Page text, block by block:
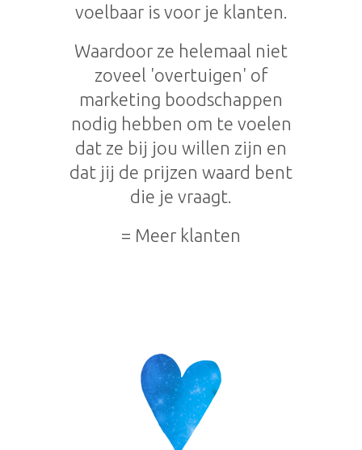
voelbaar is voor je klanten.
Waardoor ze helemaal niet
zoveel 'overtuigen' of
marketing boodschappen
nodig hebben om te voelen
dat ze bij jou willen zijn en
dat jij de prijzen waard bent
die je vraagt.
= Meer klanten